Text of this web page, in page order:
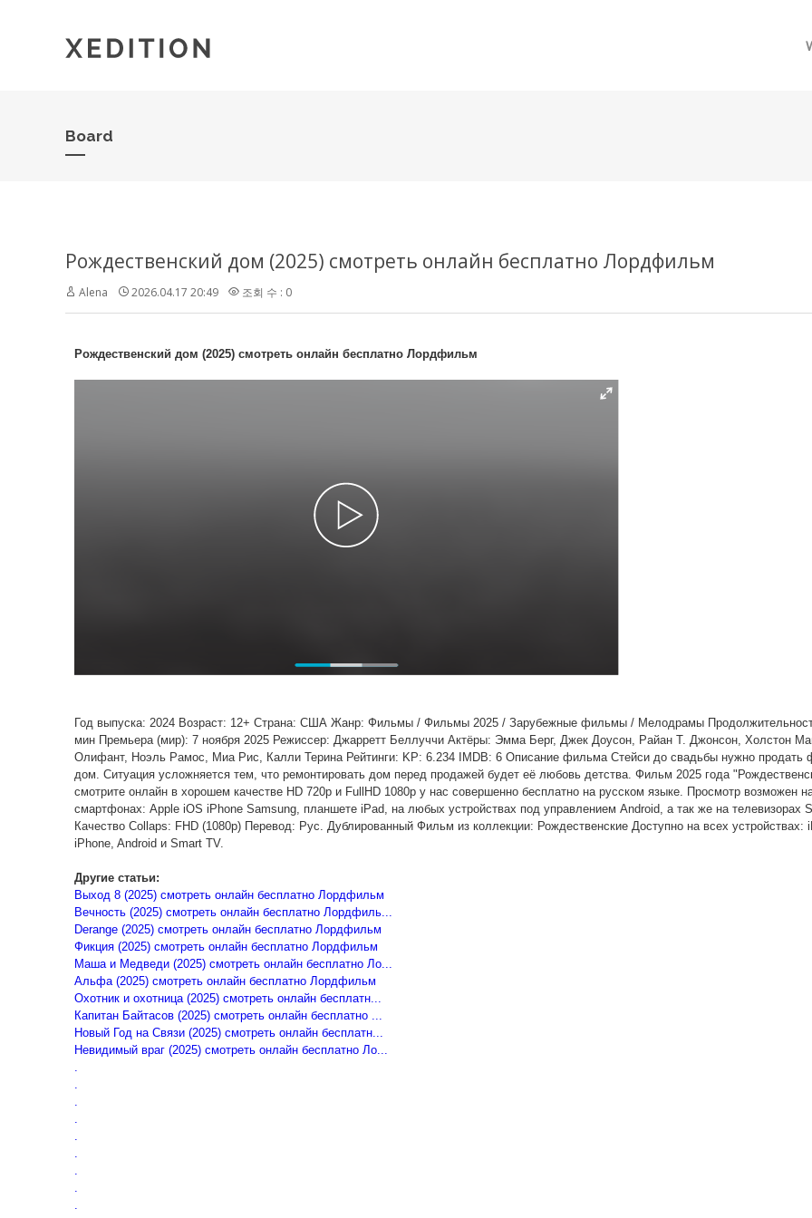
Board
Рождественский дом (2025) смотреть онлайн бесплатно Лордфильм
Alena 2026.04.17 20:49 조회 수 : 0
Рождественский дом (2025) смотреть онлайн бесплатно Лордфильм
Год выпуска: 2024 Возраст: 12+ Страна: США Жанр: Фильмы / Фильмы 2025 / Зарубежные фильмы / Мелодрамы
мин Премьера (мир): 7 ноября 2025 Режиссер: Джарретт Беллуччи Актёры: Эмма Берг, Джек Доусон, Райан Т. Джонсон, Холстон
Олифант, Ноэль Рамос, Миа Рис, Калли Терина Рейтинги: KP: 6.234 IMDB: 6 Описание фильма Стейси до свадьбы нужно продать
дом. Ситуация усложняется тем, что ремонтировать дом перед продажей будет её любовь детства. Фильм 2025 года
смотрите онлайн в хорошем качестве HD 720p и FullHD 1080p у нас совершенно бесплатно на русском языке. Просмотр возможен
смартфонах: Apple iOS iPhone Samsung, планшете iPad, на любых устройствах под управлением Android, а так же на телевизорах
Качество Collaps: FHD (1080p) Перевод: Рус. Дублированный Фильм из коллекции: Рождественские Доступно на всех устройствах:
iPhone, Android и Smart TV.
Другие статьи:
Выход 8 (2025) смотреть онлайн бесплатно Лордфильм
Вечность (2025) смотреть онлайн бесплатно Лордфиль...
Derange (2025) смотреть онлайн бесплатно Лордфильм
Фикция (2025) смотреть онлайн бесплатно Лордфильм
Маша и Медведи (2025) смотреть онлайн бесплатно Ло...
Альфа (2025) смотреть онлайн бесплатно Лордфильм
Охотник и охотница (2025) смотреть онлайн бесплатн...
Капитан Байтасов (2025) смотреть онлайн бесплатно ...
Новый Год на Связи (2025) смотреть онлайн бесплатн...
Невидимый враг (2025) смотреть онлайн бесплатно Ло...
.
.
.
.
.
.
.
.
.